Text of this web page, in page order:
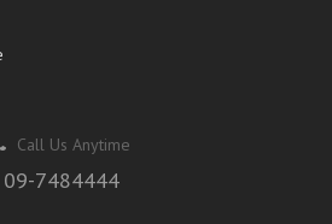
Call Us Anytime
09-7484444